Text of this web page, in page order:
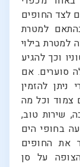
לצד החופים
למטרת
למטרת בילוי
וכך להגיע
סוערים. אם
להזמין
צמוד וכל מה
שירות טוב,
בחופי הים
את החופים
על סן